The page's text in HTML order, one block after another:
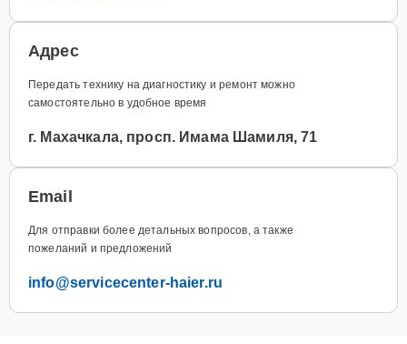
Адрес
Передать технику на диагностику и ремонт можно
самостоятельно в удобное время
г. Махачкала, просп. Имама Шамиля, 71
Email
Для отправки более детальных вопросов, а также
пожеланий и предложений
info@servicecenter-haier.ru